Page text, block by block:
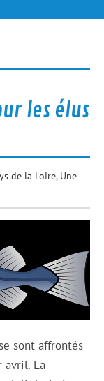
les élus
de la Loire, Une
sont affrontés
avril. La